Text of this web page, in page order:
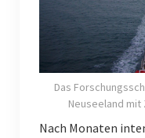
Indonesien (Mar. 2020)
Giglio (Italien) 2019
Indonesien (Mar. 2019)
Das
Neuseeland mit
Nach Monaten